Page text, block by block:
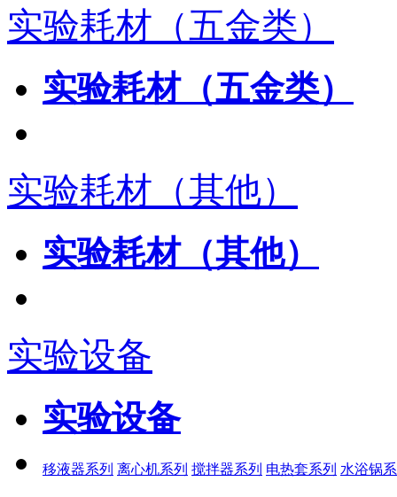
实验耗材（五金类）
实验耗材（五金类）
实验耗材（其他）
实验耗材（其他）
实验设备
实验设备
移液器系列 离心机系列 搅拌器系列 电热套系列 水浴锅